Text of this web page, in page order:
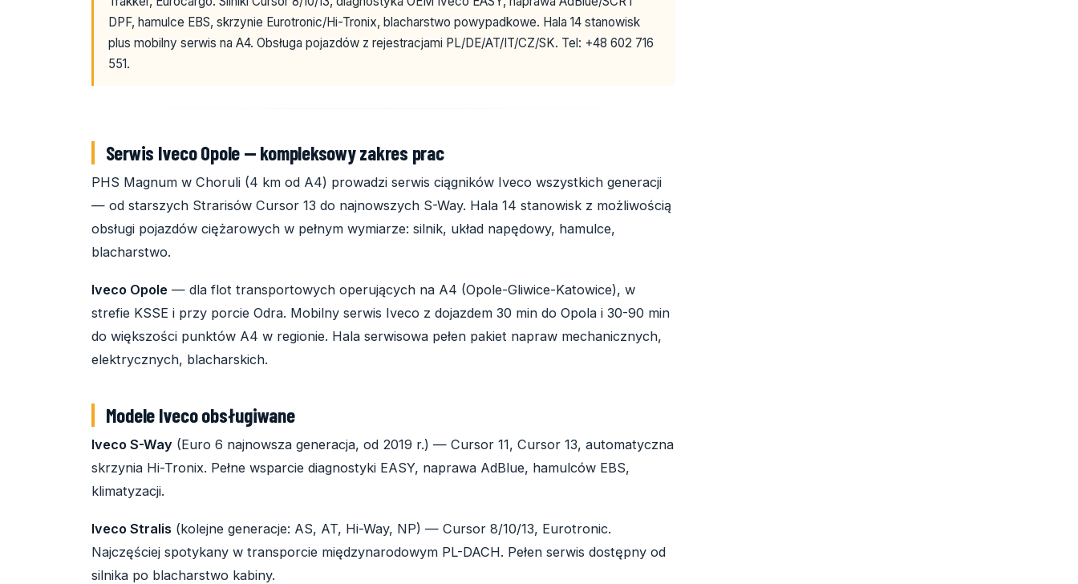
DPF, hamulce EBS, skrzynie Eurotronic/Hi-Tronix, blacharstwo powypadkowe. Hala 14 stanowisk
plus mobilny serwis na A4. Obsługa pojazdów z rejestracjami PL/DE/AT/IT/CZ/SK. Tel: +48 602 716
551.
Serwis Iveco Opole — kompleksowy zakres prac
PHS Magnum w Choruli (4 km od A4) prowadzi serwis ciągników Iveco wszystkich generacji
— od starszych Strarisów Cursor 13 do najnowszych S-Way. Hala 14 stanowisk z możliwością
obsługi pojazdów ciężarowych w pełnym wymiarze: silnik, układ napędowy, hamulce,
blacharstwo.
Iveco Opole — dla flot transportowych operujących na A4 (Opole-Gliwice-Katowice), w
strefie KSSE i przy porcie Odra. Mobilny serwis Iveco z dojazdem 30 min do Opola i 30-90 min
do większości punktów A4 w regionie. Hala serwisowa pełen pakiet napraw mechanicznych,
elektrycznych, blacharskich.
Modele Iveco obsługiwane
Iveco S-Way (Euro 6 najnowsza generacja, od 2019 r.) — Cursor 11, Cursor 13, automatyczna
skrzynia Hi-Tronix. Pełne wsparcie diagnostyki EASY, naprawa AdBlue, hamulców EBS,
klimatyzacji.
Iveco Stralis (kolejne generacje: AS, AT, Hi-Way, NP) — Cursor 8/10/13, Eurotronic.
Najczęściej spotykany w transporcie międzynarodowym PL-DACH. Pełen serwis dostępny od
silnika po blacharstwo kabiny.